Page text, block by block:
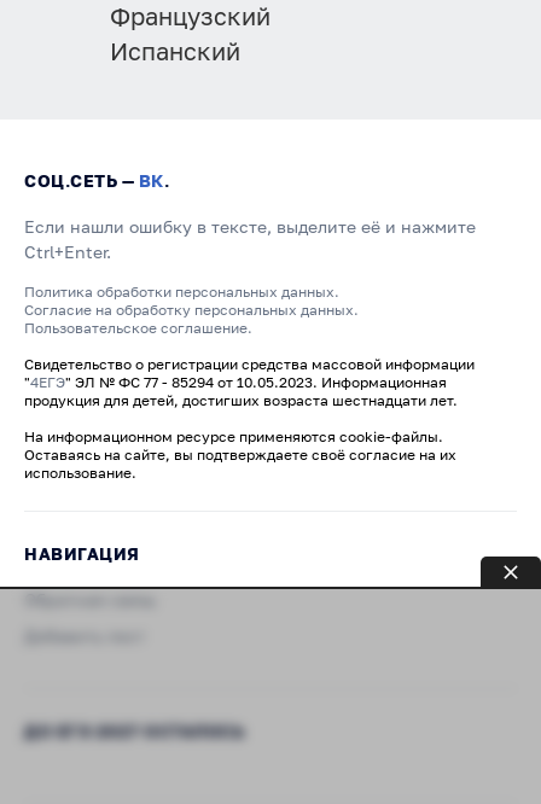
Французский
Испанский
СОЦ.СЕТЬ — ВК.
Если нашли ошибку в тексте, выделите её и нажмите
Ctrl+Enter.
Политика обработки персональных данных.
Согласие на обработку персональных данных.
Пользовательское соглашение.
Свидетельство о регистрации средства массовой информации
"4ЕГЭ" ЭЛ № ФС 77 - 85294 от 10.05.2023. Информационная
продукция для детей, достигших возраста шестнадцати лет.
На информационном ресурсе применяются cookie-файлы.
Оставаясь на сайте, вы подтверждаете своё согласие на их
использование.
НАВИГАЦИЯ
ДО ЕГЭ 2027 ОСТАЛОСЬ